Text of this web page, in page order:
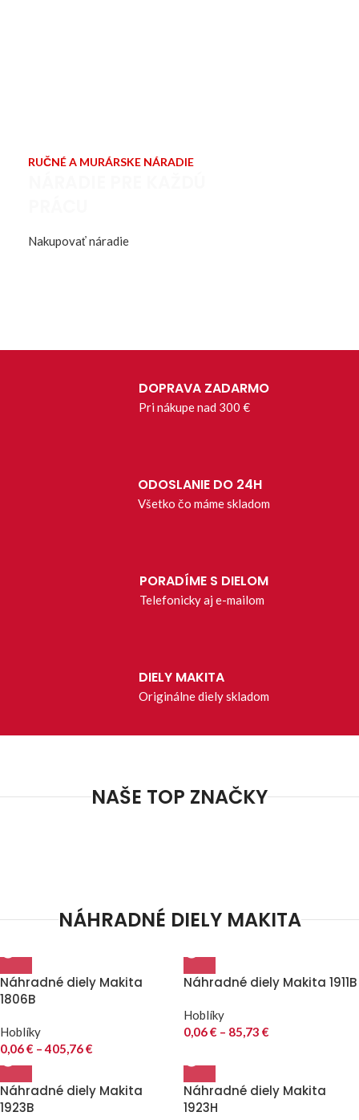
RUČNÉ A MURÁRSKE NÁRADIE
Nakupovať náradie
DOPRAVA ZADARMO
Pri nákupe nad 300 €
ODOSLANIE DO 24H
Všetko čo máme skladom
PORADÍME S DIELOM
Telefonicky aj e-mailom
DIELY MAKITA
Originálne diely skladom
NAŠE TOP ZNAČKY
NÁHRADNÉ DIELY MAKITA
Náhradné diely Makita
1806B
Hoblíky
0,06€ – 405,76€
Náhradné diely Makita 1911B
Hoblíky
0,06€ – 85,73 €
Náhradné diely Makita
1923B
Náhradné diely Makita
1923H